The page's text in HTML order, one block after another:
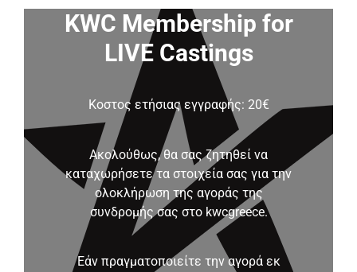
KWC Membership for
LIVE Castings
Κοστος ετήσιας εγγραφής: 20€
Ακολούθως, θα σας ζητηθεί να
καταχωρήσετε τα στοιχεία σας για την
ολοκλήρωση της αγοράς της
συνδρομής σας στο kwcgreece.
Εάν πραγματοποιείτε την αγορά εκ